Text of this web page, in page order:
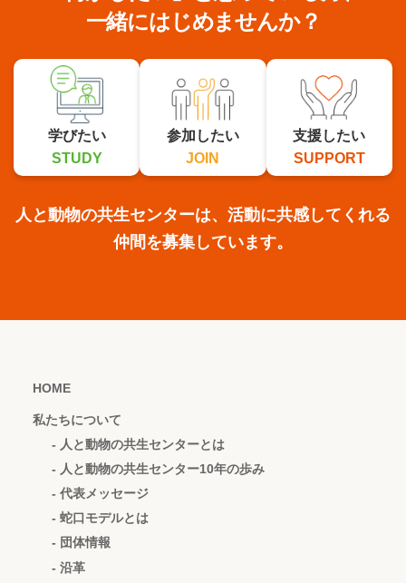
一緒にはじめませんか？
学びたい
STUDY
参加したい
JOIN
支援したい
SUPPORT
人と動物の共生センターは、活動に共感してくれる
仲間を募集しています。
HOME
私たちについて
- 人と動物の共生センターとは
- 人と動物の共生センター10年の歩み
- 代表メッセージ
- 蛇口モデルとは
- 団体情報
- 沿革